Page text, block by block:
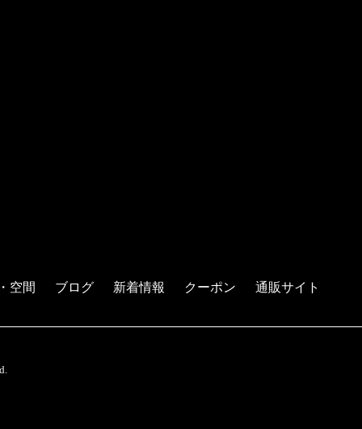
空間 ブログ 新着情報 クーポン 通販サイト